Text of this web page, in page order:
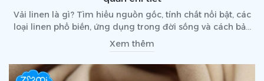
Vải linen là gì? Tìm hiểu nguồn gốc, tính chất nổi bật, các
loại linen phổ biến, ứng dụng trong đời sống và cách bảo
quản vải linen để luôn bền đẹp.
Xem thêm